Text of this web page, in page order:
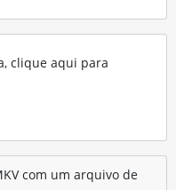
clique aqui para
com um arquivo de